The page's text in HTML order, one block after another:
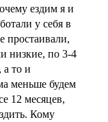
ездим я и
у себя в
низкие, по 3-4
а то и
меньше будем
12 месяцев,
Кому